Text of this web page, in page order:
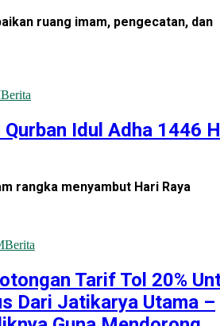
ruang imam, pengecatan, dan
Berita
Idul Adha 1446
rangka menyambut Hari Raya
Berita
Tarif Tol 20%
Dari Jatikarya Utama –